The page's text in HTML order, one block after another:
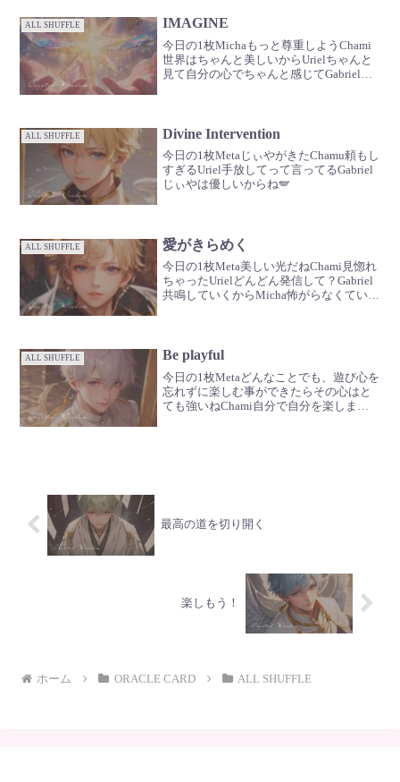
ALL SHUFFLE IMAGINE
今日の1枚Michaもっと尊重しようChami
世界はちゃんと美しいからUrielちゃんと
見て自分の心でちゃんと感じてGabrielみ
ALL SHUFFLE Divine Intervention
今日の1枚MetaじぃやがきたChamu頼もし
すぎるUriel手放してって言ってるGabriel
じぃやは優しいからね🪽
ALL SHUFFLE 愛がきらめく
今日の1枚Meta美しい光だねChami見惚れ
ちゃったUrielどんどん発信して？Gabriel
共鳴していくからMicha怖がらなくていい
ALL SHUFFLE Be playful
今日の1枚Metaどんなことでも、遊び心を
忘れずに楽しむ事ができたらその心はと
ても強いねChami自分で自分を楽しませ
最高の道を切り開く
楽しもう！
ホーム ORACLE CARD ALL SHUFFLE